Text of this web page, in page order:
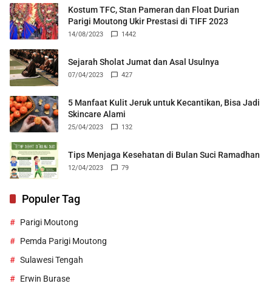
Kostum TFC, Stan Pameran dan Float Durian
Parigi Moutong Ukir Prestasi di TIFF 2023
14/08/2023 1442
Sejarah Sholat Jumat dan Asal Usulnya
07/04/2023 427
5 Manfaat Kulit Jeruk untuk Kecantikan, Bisa Jadi
Skincare Alami
25/04/2023 132
Tips Menjaga Kesehatan di Bulan Suci Ramadhan
12/04/2023 79
Populer Tag
Parigi Moutong
Pemda Parigi Moutong
Sulawesi Tengah
Erwin Burase